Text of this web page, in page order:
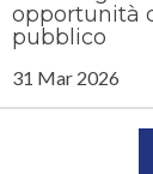
opportunità
pubblico
31 Mar 2026